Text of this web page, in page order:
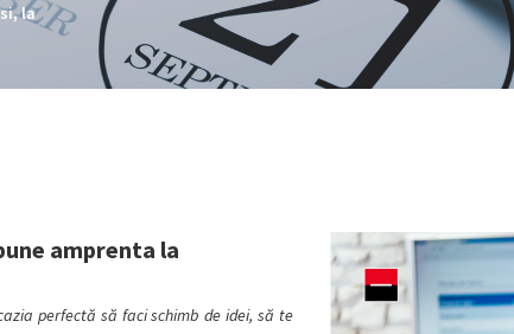
la
amprenta la
perfectă să faci schimb de idei, să te